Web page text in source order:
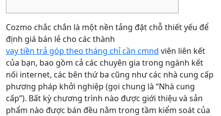
Cozmo chắc chắn là một nền tảng đặt chỗ thiết yếu để
định giá bán lẻ cho các thành
vay tiền trả góp theo tháng chỉ cần cmnd viên liên kết
của bạn, bao gồm cả các chuyên gia trong ngành kết
nối internet, các bên thứ ba cũng như các nhà cung cấp
phương pháp khởi nghiệp (gọi chung là “Nhà cung
cấp”). Bất kỳ chương trình nào được giới thiệu và sản
phẩm nào được bán đều nằm trong tầm kiểm soát của